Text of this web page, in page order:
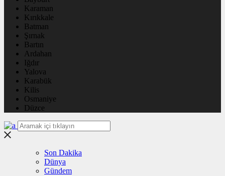
Karaman
Kırıkkale
Batman
Şırnak
Bartın
Ardahan
Iğdır
Yalova
Karabük
Kilis
Osmaniye
Düzce
Son Dakika
Dünya
Gündem